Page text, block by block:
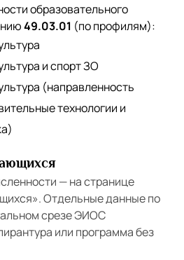
образовательного
49.03.01 (по профилям):
и спорт ЗО
(направленность
технологии и
— на странице
. Отдельные данные по
срезе ЭИОС
или программа без